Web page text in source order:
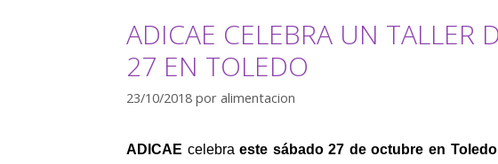
ADICAE CELEBRA UN TALLER
27 EN TOLEDO
23/10/2018 por alimentacion
ADICAE celebraeste sábado 27 de octubre en Toledo